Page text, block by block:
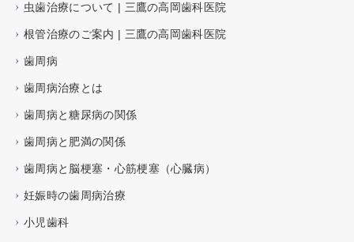
虫歯治療について | 三鷹の高岡歯科医院
根管治療のご案内 | 三鷹の高岡歯科医院
歯周病
歯周病治療とは
歯周病と糖尿病の関係
歯周病と肥満の関係
歯周病と脳梗塞・心筋梗塞（心臓病）
妊娠時の歯周病治療
小児歯科